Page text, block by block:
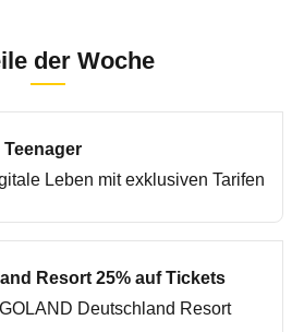
der Woche
Leben mit exklusiven Tarifen
Resort 25% auf Tickets
Deutschland Resort